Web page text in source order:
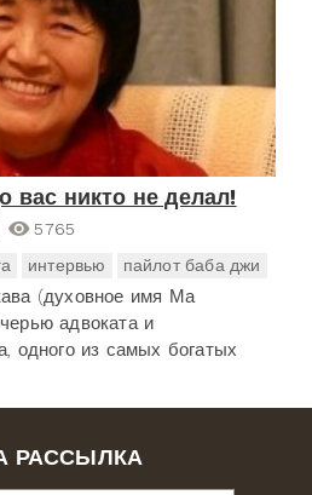
вас никто не делал!
5765
интервью пайлот баба джи
(духовное имя Ма
адвоката и
одного из самых богатых
РАССЫЛКА